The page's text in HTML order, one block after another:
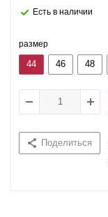
Есть в наличии
размер
44 46 48
Поделиться